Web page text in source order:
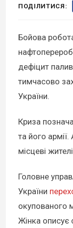
ПОДІЛИТИСЯ:
Бойова
дефіцит
тимчасово
України.
Криза
та його
місцеві
Головне
України
окупованого
Жінка описує